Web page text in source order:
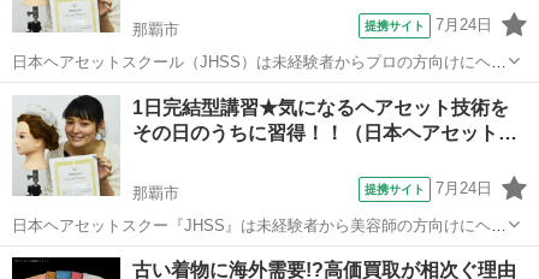
那覇市 提携サイト 7月24日
日本ヘアセットスクール（JHSS）は未経験者からプロの方向けにヘア
セットの専門知識・技術を指導するスクールです！長期～短期まで、
自分にピッタリ合ったコースを選択することが出来ます！ 何のスキル
を身に付ければいいか分からない...
沖縄 那覇市 その他
1日完結型講習★気になるヘアセット技術を
その日のうちに習得！！（日本ヘアセット…
那覇市 提携サイト 7月24日
日本ヘアセットスクー『JHSS』は未経験者から美容師の方向けにヘア
セットの専門知識・技術を指導しているスクールです！ 長期～短期ま
でコースを幅広くご用意しておりますので自分に合ったコースを受講
沖縄 那覇市 その他
古い着物に海外需要!?高価買取が相次ぐ理由